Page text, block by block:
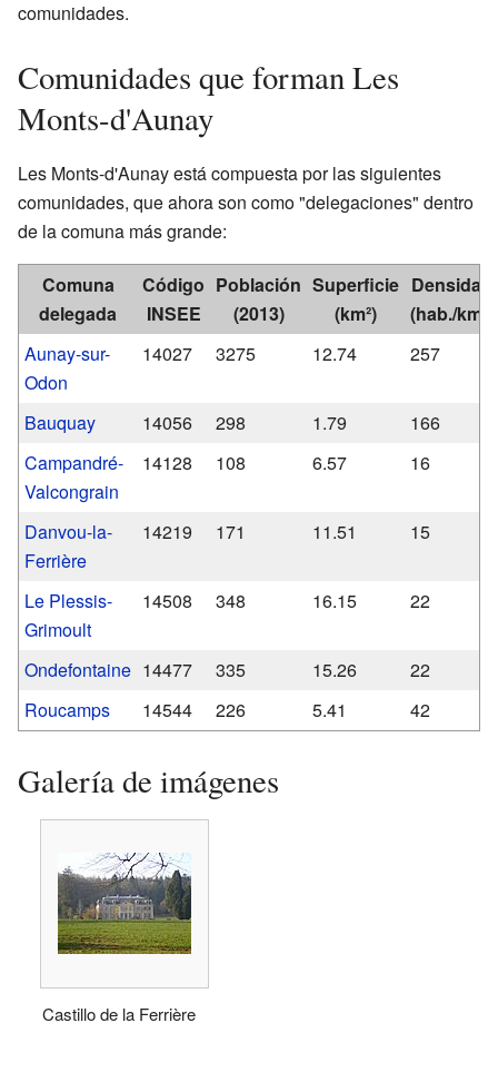
comunidades.
Comunidades que forman Les
Monts-d'Aunay
Les Monts-d'Aunay está compuesta por las siguientes
comunidades, que ahora son como "delegaciones" dentro
de la comuna más grande:
Comuna
delegada
Código
INSEE
Población
(2013)
Superficie
(km²)
Densidad
(hab./km²)
Aunay-sur-
Odon
14027 3275 12.74 257
Bauquay 14056 298 1.79
166
Campandré-
Valcongrain
14128 108 6.57 16
Danvou-la-
Ferrière
14219 171 11.51 15
Le Plessis-
Grimoult
14508 348 16.15 22
Ondefontaine 14477 335 15.26
22
Roucamps
14544 226 5.41 42
Galería de imágenes
Castillo de la Ferrière